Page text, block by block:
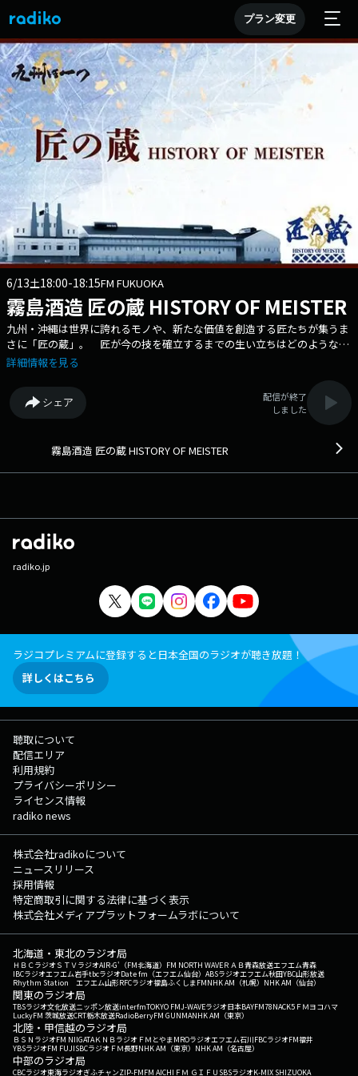
プラン変更
6/13土18:00-18:15FM FUKUOKA
霧島酒造 匠の蔵 HISTORY OF MEISTER
九州・沖縄は世界に誇れるモノや、新たな価値を創造する匠たちが集うま
さに「匠の蔵」。 匠が今の技を確立するまでの生い立ちはどのようなも
のだったのか。 どのような苦節を経て今に至るのか。彼らが繋いできた
がら、 これからの新しい時代を生きるヒントとなるパワーワードを、リ
スナーへお届けします。 番組Webサイト：
https://fmfukuoka.co.jp/program/takumi/ メールアドレス：
https://fmfukuoka.co.jp/message/?program_id=16
詳細情報を見る
シェア
配信が終了
しました
霧島酒造 匠の蔵 HISTORY OF MEISTER
radiko.jp
ラジコプレミアムに登録すると日本全国のラジオが聴き放題！
詳しくはこちら
聴取について
配信エリア
利用規約
プライバシーポリシー
ライセンス情報
radiko news
株式会社radikoについて
ニュースリリース
採用情報
特定商取引に関する法律に基づく表示
株式会社メディアプラットフォームラボについて
北海道・東北のラジオ局
ＨＢＣラジオＳＴＶラジオAIR-G'（FM北海道） FM NORTH WAVEＲＡＢ青森放送エフエム青森
IBCラジオエフエム岩手tbcラジオDate fm（エフエム仙台） ABSラジオエフエム秋田YBC山形放送
Rhythm Station エフエム山形RFCラジオ福島ふくしまFMNHK AM（札幌） NHK AM（仙台）
関東のラジオ局
TBSラジオ文化放送ニッポン放送interfmTOKYO FMJ-WAVEラジオ日本BAYFM78NACK5 ＦＭヨコハマ
LuckyFM 茨城放送CRT栃木放送RadioBerryFM GUNMANHK AM（東京）
北陸・甲信越のラジオ局
ＢＳＮラジオFM NIIGATAＫＮＢラジオ ＦＭとやまMROラジオエフエム石川FBCラジオFM福井
YBSラジオFM FUJISBCラジオ ＦＭ長野NHK AM（東京） NHK AM（名古屋）
中部のラジオ局
CBCラジオ東海ラジオぎふチャンZIP-FMFM AICHI ＦＭ ＧＩＦＵ SBSラジオK-MIX SHIZUOKA